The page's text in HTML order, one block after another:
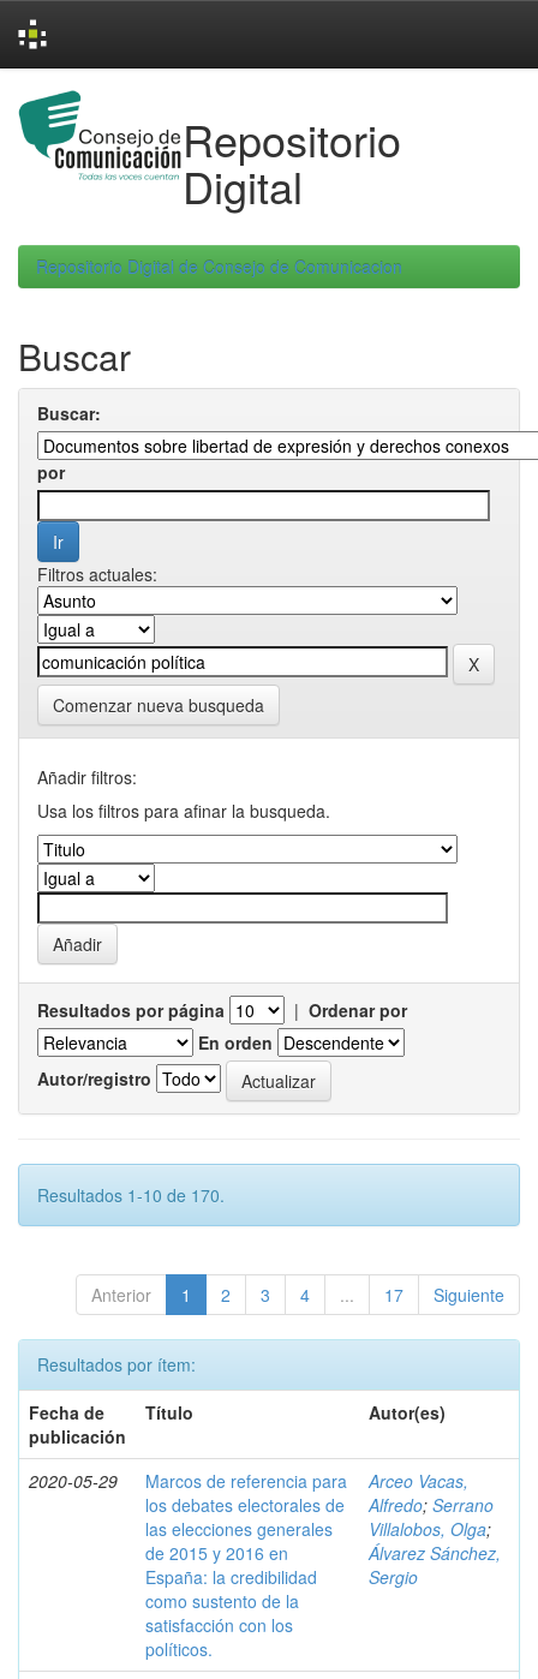
navigation
Repositorio
Digital
Repositorio Digital de Consejo de Comunicacion
Buscar
Buscar:
por
Filtros actuales:
Comenzar nueva busqueda
Añadir filtros:
Usa los filtros para afinar la busqueda.
Resultados por página | Ordenar por
En orden
Autor/registro
Resultados 1-10 de 170.
Anterior 1 2 3 4 ... 17 Siguiente
Resultados por ítem:
Fecha de
publicación
Título Autor(es)
2020-05-29
Marcos de referencia para
los debates electorales de
las elecciones generales
de 2015 y 2016 en
España: la credibilidad
como sustento de la
satisfacción con los
políticos.
Arceo Vacas,
Alfredo; Serrano
Villalobos, Olga;
Álvarez Sánchez,
Sergio